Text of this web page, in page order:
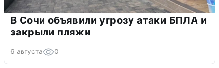
В Сочи объявили угрозу атаки БПЛА и
закрыли пляжи
6 августа 0